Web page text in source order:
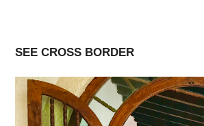
SEE CROSS BORDER